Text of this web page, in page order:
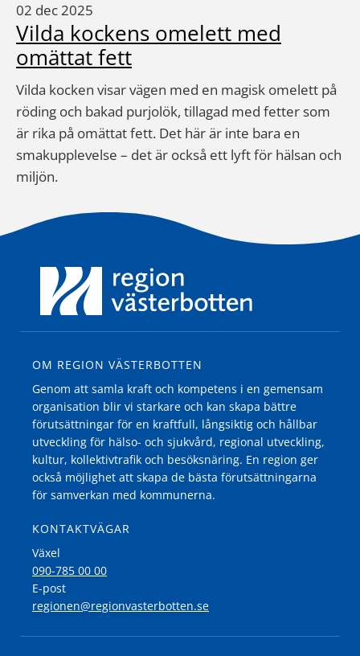
02 dec 2025
Vilda kockens omelett med
omättat fett
Vilda kocken visar vägen med en magisk omelett på
röding och bakad purjolök, tillagad med fetter som
är rika på omättat fett. Det här är inte bara en
smakupplevelse – det är också ett lyft för hälsan och
miljön.
OM REGION VÄSTERBOTTEN
Genom att samla kraft och kompetens i en gemensam
organisation blir vi starkare och kan skapa bättre
förutsättningar för en kraftfull, långsiktig och hållbar
utveckling för hälso- och sjukvård, regional utveckling,
kultur, kollektivtrafik och besöksnäring. En region ger
också möjlighet att skapa de bästa förutsättningarna
för samverkan med kommunerna.
KONTAKTVÄGAR
Växel
090-785 00 00
E-post
regionen@regionvasterbotten.se